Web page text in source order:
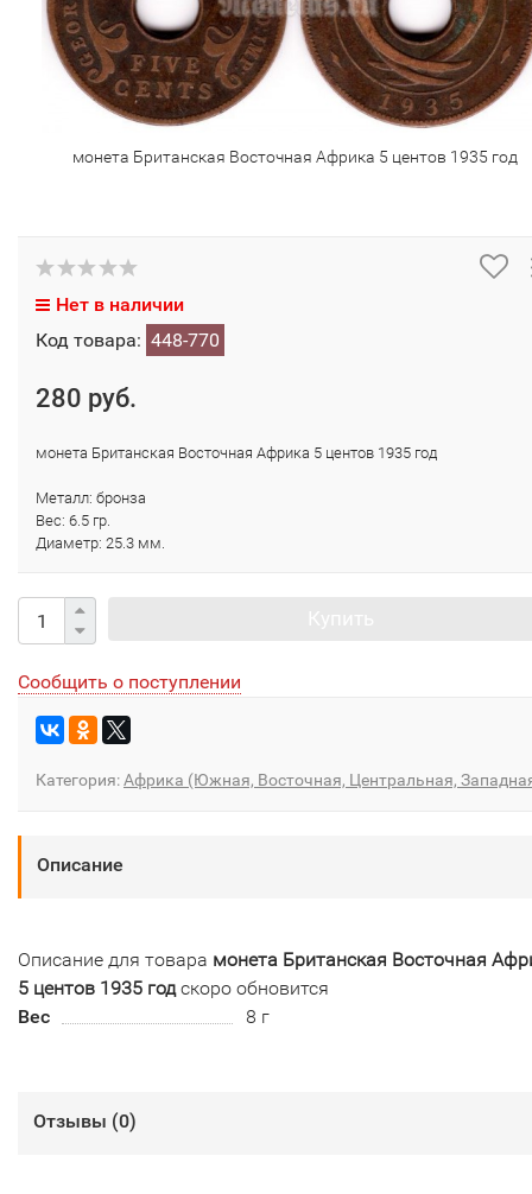
монета Британская Восточная Африка 5 центов 1935 год
Нет в наличии
Код товара: 448-770
280 руб.
монета Британская Восточная Африка 5 центов 1935 год
Металл: бронза
Вес: 6.5 гр.
Диаметр: 25.3 мм.
Сообщить о поступлении
Категория:Африка (Южная, Восточная, Центральная,
Описание
Описание для товара монета Британская Восточная
5 центов 1935 годскоро обновится
Вес
8 г
Отзывы (0)